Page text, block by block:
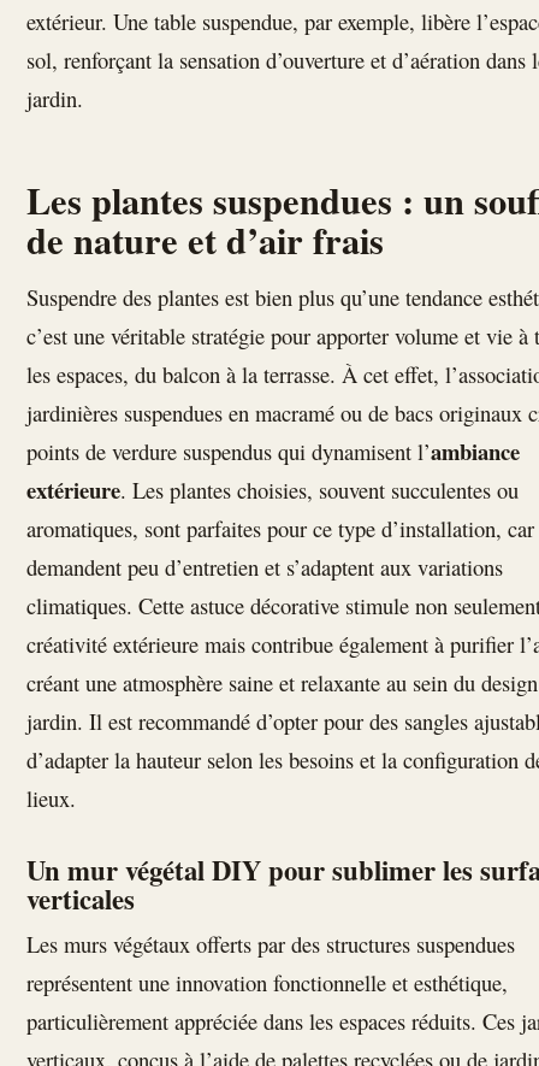
extérieur. Une table suspendue, par exemple, libère
sol, renforçant la sensation d’ouverture et d’aération dans
jardin.
Les plantes suspendues : un
de nature et d’air frais
Suspendre des plantes est bien plus qu’une tendance
c’est une véritable stratégie pour apporter volume et vie à
les espaces, du balcon à la terrasse. À cet effet,
jardinières suspendues en macramé ou de bacs originaux
points de verdure suspendus qui dynamisent l’ambiance
extérieure. Les plantes choisies, souvent succulentes ou
aromatiques, sont parfaites pour ce type d’installation,
demandent peu d’entretien et s’adaptent aux variations
climatiques. Cette astuce décorative stimule non
créativité extérieure mais contribue également à purifier
créant une atmosphère saine et relaxante au sein du design
jardin. Il est recommandé d’opter pour des sangles
d’adapter la hauteur selon les besoins et la configuration
lieux.
Un mur végétal DIY pour sublimer les
verticales
Les murs végétaux offerts par des structures suspendues
représentent une innovation fonctionnelle et esthétique,
particulièrement appréciée dans les espaces réduits. Ces
verticaux, conçus à l’aide de palettes recyclées ou de